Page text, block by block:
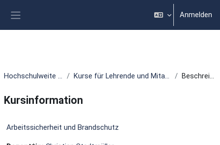
Anmelden
Hochschulweite Kurse Kurse für Lehrende und Mitarbeitende Beschreibung
Kursinformation
Arbeitssicherheit und Brandschutz